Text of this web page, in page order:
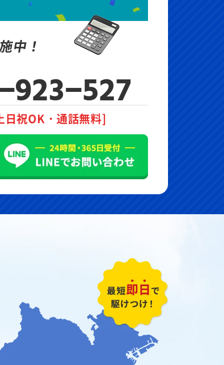
中！
923-527
日祝OK・通話無料]